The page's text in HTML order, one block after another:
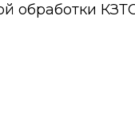
обработки